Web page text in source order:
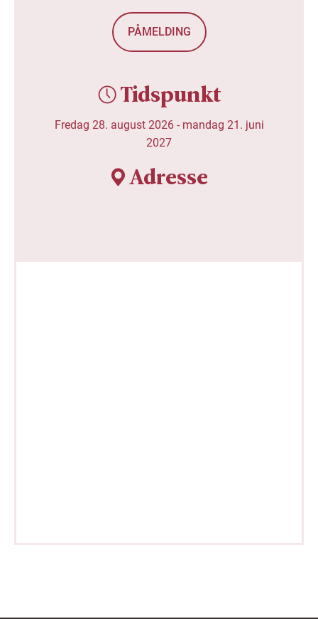
PÅMELDING
Tidspunkt
Fredag 28. august 2026 - mandag 21. juni
2027
Adresse